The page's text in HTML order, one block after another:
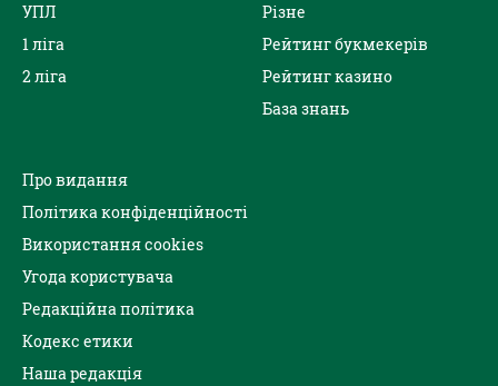
УПЛ
1 ліга
2 ліга
Різне
Рейтинг букмекерів
Рейтинг казино
База знань
Про видання
Політика конфіденційності
Використання cookies
Угода користувача
Редакційна політика
Кодекс етики
Наша редакція